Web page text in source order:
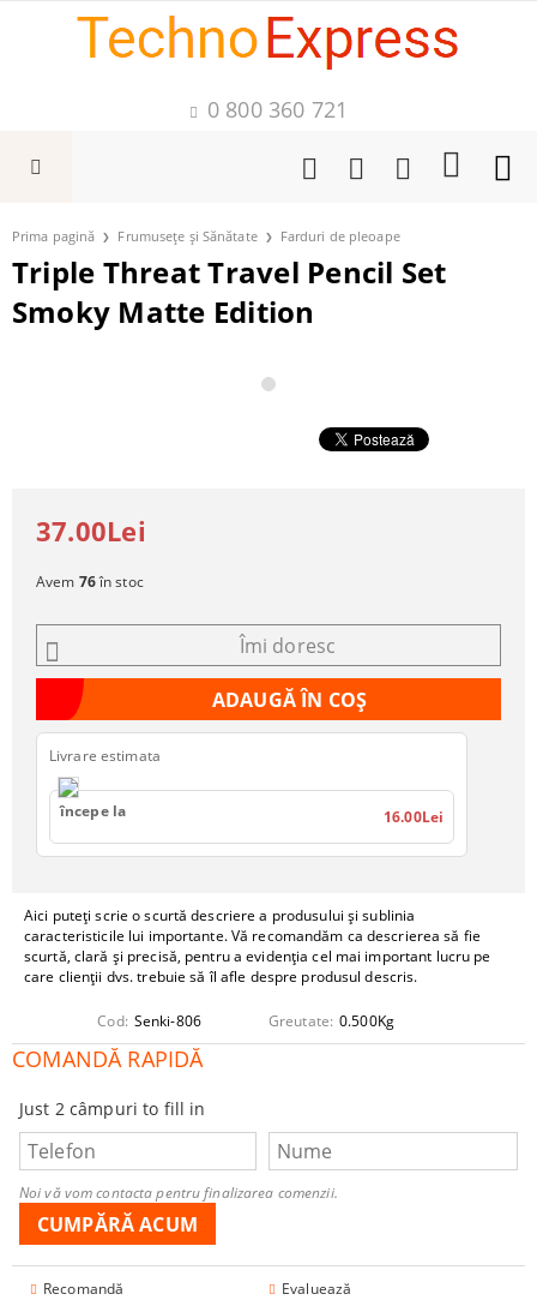
0 800 360 721
Prima pagină Frumusețe și Sănătate Farduri de pleoape
Triple Threat Travel Pencil Set
Smoky Matte Edition
Aici puteți scrie o scurtă descriere a produsului și sublinia
caracteristicile lui importante. Vă recomandăm ca descrierea să fie
scurtă, clară și precisă, pentru a evidenția cel mai important lucru pe
care clienții dvs. trebuie să îl afle despre produsul descris.
Cod: Senki-806 Greutate: 0.500Kg
COMANDĂ RAPIDĂ
Just 2 câmpuri to fill in
Noi vă vom contacta pentru finalizarea comenzii.
Recomandă Evaluează
37.00Lei
Avem 76în stoc
Îmi doresc
Livrare estimata
începe la 16.00Lei